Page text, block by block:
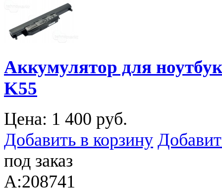
Аккумулятор для
K55
Цена: 1 400 руб.
Добавить в корзину
под заказ
A:208741